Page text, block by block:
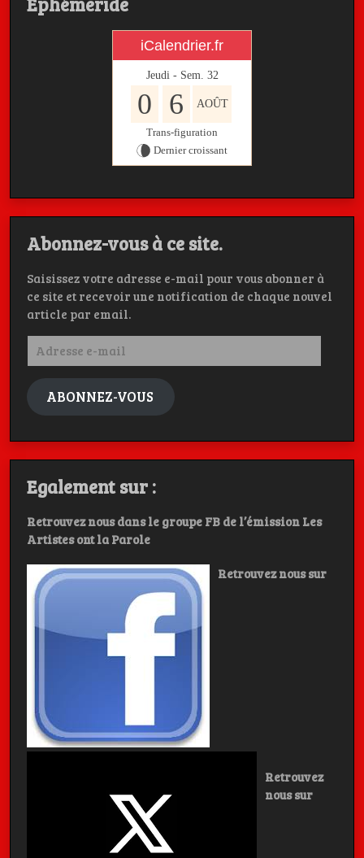
iCalendrier.fr
Jeudi - Sem. 32
0 6 AOÛT
Trans-figuration
Dernier croissant
Abonnez-vous à ce site.
Saisissez votre adresse e-mail pour vous abonner à
ce site et recevoir une notification de chaque nouvel
article par email.
Adresse
mail
ABONNEZ-VOUS
Egalement sur :
Retrouvez nous dans le groupe FB de l’émission Les
Artistes ont la Parole
Retrouvez nous sur
Retrouvez
nous sur